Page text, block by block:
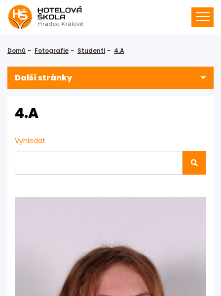
Domů Fotografie Studenti 4.A
Další stránky
4.A
Vyhledat